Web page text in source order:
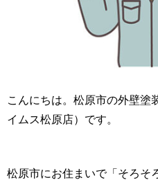
こんにちは。松原市の外壁塗
イムス松原店）です。
松原市にお住まいで「そろそ